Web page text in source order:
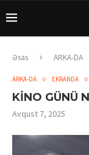
Əsas ARKA-DA
ARKA-DA EKRANDA
KİNO GÜNÜ
Avqust 7, 2025